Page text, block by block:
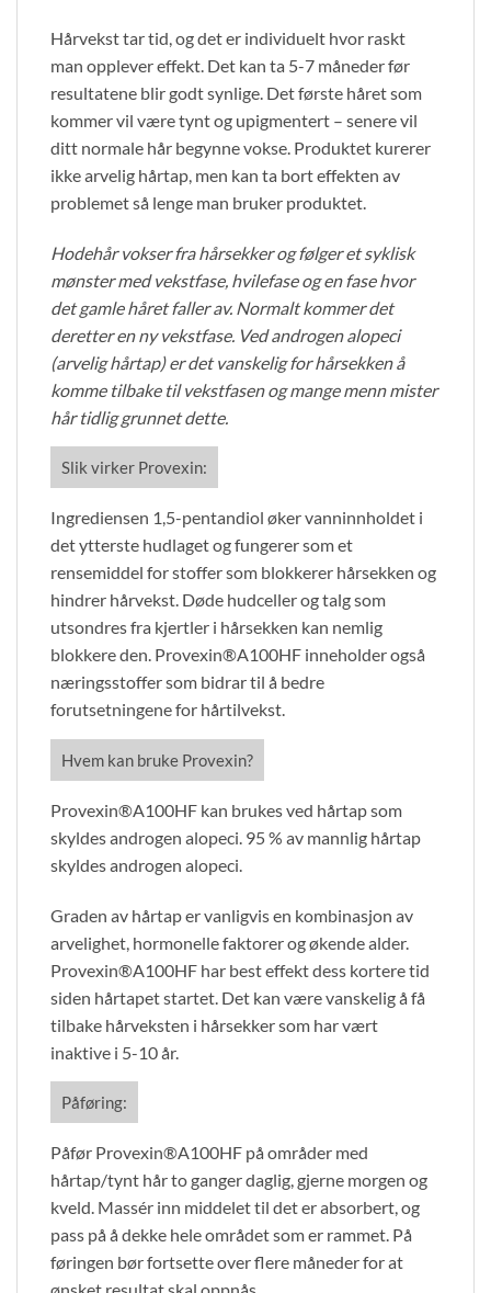
Hårvekst tar tid, og det er individuelt hvor raskt
man opplever effekt. Det kan ta 5-7 måneder før
resultatene blir godt synlige. Det første håret som
kommer vil være tynt og upigmentert – senere vil
ditt normale hår begynne vokse. Produktet kurerer
ikke arvelig hårtap, men kan ta bort effekten av
problemet så lenge man bruker produktet.
Hodehår vokser fra hårsekker og følger et syklisk
mønster med vekstfase, hvilefase og en fase hvor
det gamle håret faller av. Normalt kommer det
deretter en ny vekstfase. Ved androgen alopeci
(arvelig hårtap) er det vanskelig for hårsekken å
komme tilbake til vekstfasen og mange menn mister
hår tidlig grunnet dette.
Slik virker Provexin:
Ingrediensen 1,5-pentandiol øker vanninnholdet i
det ytterste hudlaget og fungerer som et
rensemiddel for stoffer som blokkerer hårsekken og
hindrer hårvekst. Døde hudceller og talg som
utsondres fra kjertler i hårsekken kan nemlig
blokkere den. Provexin®A100HF inneholder også
næringsstoffer som bidrar til å bedre
forutsetningene for hårtilvekst.
Hvem kan bruke Provexin?
Provexin®A100HF kan brukes ved hårtap som
skyldes androgen alopeci. 95 % av mannlig hårtap
skyldes androgen alopeci.
Graden av hårtap er vanligvis en kombinasjon av
arvelighet, hormonelle faktorer og økende alder.
Provexin®A100HF har best effekt dess kortere tid
siden hårtapet startet. Det kan være vanskelig å få
tilbake hårveksten i hårsekker som har vært
inaktive i 5-10 år.
Påføring:
Påfør Provexin®A100HF på områder med
hårtap/tynt hår to ganger daglig, gjerne morgen og
kveld. Massér inn middelet til det er absorbert, og
pass på å dekke hele området som er rammet. På
føringen bør fortsette over flere måneder for at